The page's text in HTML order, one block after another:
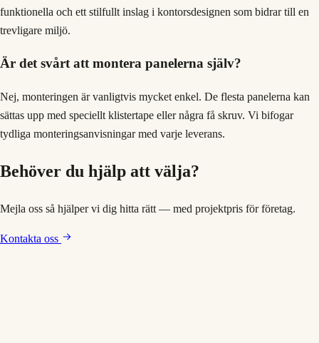
funktionella och ett stilfullt inslag i kontorsdesignen som bidrar till en
trevligare miljö.
Är det svårt att montera panelerna själv?
Nej, monteringen är vanligtvis mycket enkel. De flesta panelerna kan
sättas upp med speciellt klistertape eller några få skruv. Vi bifogar
tydliga monteringsanvisningar med varje leverans.
Behöver du hjälp att välja?
Mejla oss så hjälper vi dig hitta rätt — med projektpris för företag.
Kontakta oss